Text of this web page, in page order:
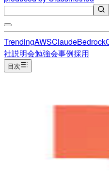
TrendingAWSClaudeBedrock
社説明会勉強会事例採用
目次